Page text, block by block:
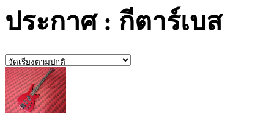
ประกาศ : กีตาร์เบส